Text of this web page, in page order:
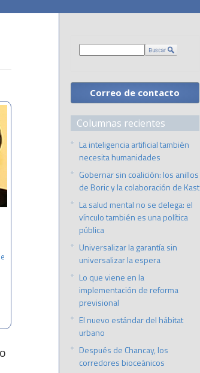
Correo de contacto
Columnas recientes
La inteligencia artificial también
necesita humanidades
Gobernar sin coalición: los anillos
de Boric y la colaboración de Kast
La salud mental no se delega: el
vínculo también es una política
pública
Universalizar la garantía sin
universalizar la espera
Lo que viene en la
implementación de reforma
previsional
El nuevo estándar del hábitat
urbano
Después de Chancay, los
corredores bioceánicos